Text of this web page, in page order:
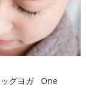
ッグヨガ One